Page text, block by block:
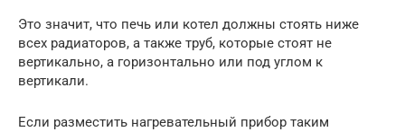
Это значит, что печь или котел должны стоять ниже
всех радиаторов, а также труб, которые стоят не
вертикально, а горизонтально или под углом к
вертикали.
Если разместить нагревательный прибор таким